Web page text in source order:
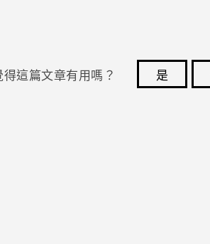
得這篇文章有用嗎？ 是